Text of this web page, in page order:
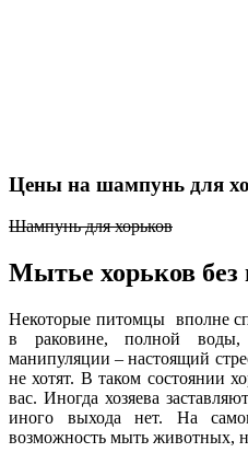
Цены на шампунь для
Шампунь для хорьков
Мытье хорьков без
Некоторые питомцы вполне
в раковине, полной
манипуляции – настоящий
не хотят. В таком состоянии
вас. Иногда хозяева
иного выхода нет. На
возможность мыть животных,